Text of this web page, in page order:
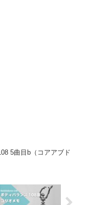
5曲目b（コアアブド